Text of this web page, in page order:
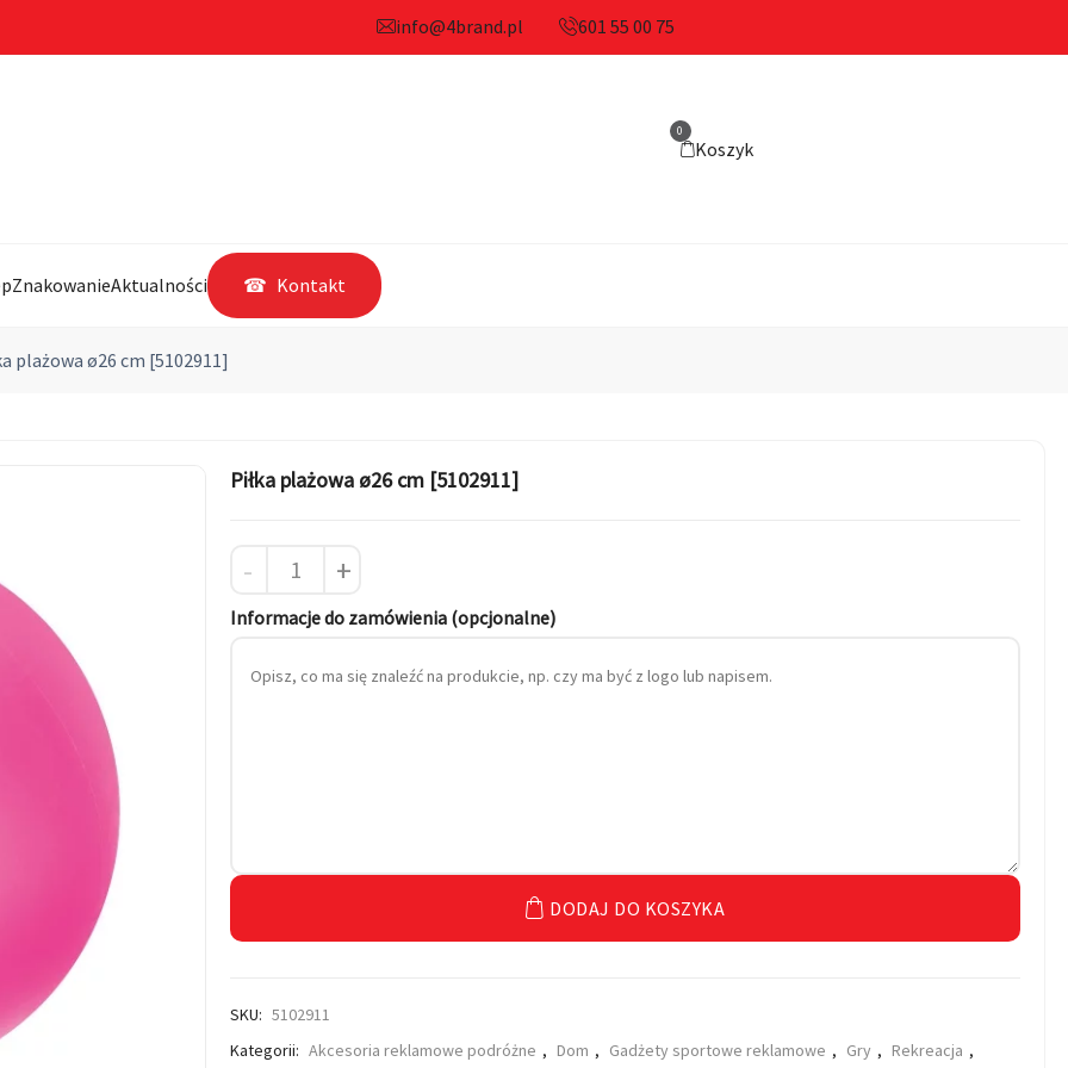
info@4brand.pl 601 55 00 75
0
Koszyk
ZnakowanieAktualności Kontakt
plażowa ø26 cm [5102911]
Piłka plażowa ø26 cm [5102911]
- +
Informacje do zamówienia (opcjonalne)
DODAJ DO KOSZYKA
SKU: 5102911
Kategorii: Akcesoria reklamowe podróżne , Dom , Gadżety sportowe reklamowe , Gry , Rekreacja ,